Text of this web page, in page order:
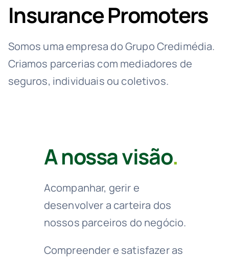
Insurance Promoters
Somos uma empresa do Grupo Credimédia.
Criamos parcerias com mediadores de
seguros, individuais ou coletivos.
A nossa visão.
Acompanhar, gerir e
desenvolver a carteira dos
nossos parceiros do negócio.
Compreender e satisfazer as